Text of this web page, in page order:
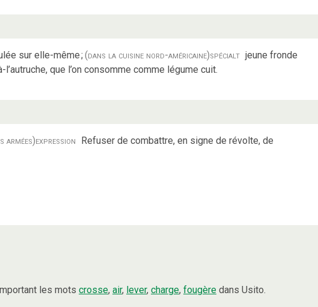
sur elle-même;(dans la cuisine nord-américaine)spécialt jeune fronde
que l’on consomme comme légume cuit.
armées)expression Refuser de combattre, en signe de révolte, de
les mots crosse, air, lever, charge, fougère dans Usito.